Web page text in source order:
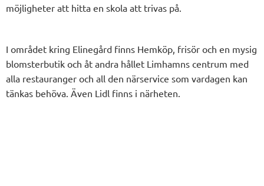
möjligheter att hitta en skola att trivas på.
I området kring Elinegård finns Hemköp, frisör och en mysig
blomsterbutik och åt andra hållet Limhamns centrum med
alla restauranger och all den närservice som vardagen kan
tänkas behöva. Även Lidl finns i närheten.